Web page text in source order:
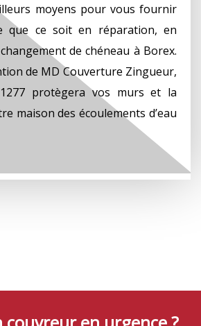
moyens pour vous fournir
que ce soit en réparation, en
de chéneau à Borex.
de MD Couverture Zingueur,
protègera vos murs et la
maison des écoulements d’eau